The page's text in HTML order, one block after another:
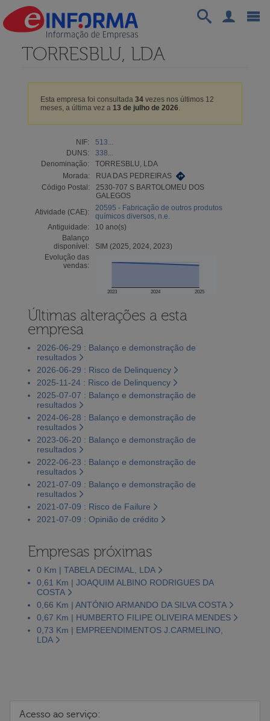
TORRESBLU, LDA
Esta empresa foi consultada 34vezes nos últimos 12
meses, a última vez a 13 de julho de 2026.
NIF:
513...
DUNS:
338...
Denominação:
TORRESBLU, LDA
Morada:
RUA DAS PEDREIRAS
Código Postal:
2530-707 S BARTOLOMEU DOS
GALEGOS
Atividade (CAE):
20595 - Fabricação de outros produtos
químicos diversos, n.e.
Antiguidade:
10 ano(s)
Balanço
disponível:
SIM (2025, 2024, 2023)
Evolução das
vendas:
2023 2024 2025
Últimas alterações a esta
empresa
2026-06-29 : Balanço e demonstração de
resultados
2026-06-29 : Risco de Delinquency
2025-11-24 : Risco de Delinquency
2025-07-07 : Balanço e demonstração de
resultados
2024-06-28 : Balanço e demonstração de
resultados
2023-06-20 : Balanço e demonstração de
resultados
2022-06-23 : Balanço e demonstração de
resultados
2021-07-09 : Balanço e demonstração de
resultados
2021-07-09 : Risco de Failure
2021-07-09 : Opinião de crédito
Empresas próximas
0 Km | TABELA DECIMAL, LDA
0,61 Km | JOAQUIM ALBINO RODRIGUES DA
COSTA
0,66 Km | ANTÓNIO ARMANDO DA SILVA COSTA
0,67 Km | HUMBERTO FILIPE OLIVEIRA MENDES
0,73 Km | EMPREENDIMENTOS J.CARMELINO,
LDA
Acesso ao serviço: